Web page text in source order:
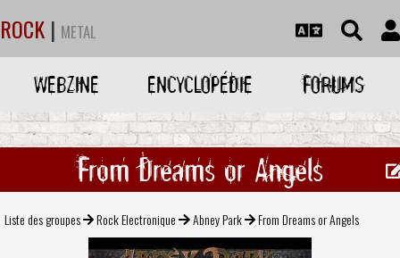
ROCK | METAL
WEBZINE ENCYCLOPÉDIE FORUMS
From Dreams or Angels
Liste des groupes Rock Electronique Abney Park From Dreams or Angels